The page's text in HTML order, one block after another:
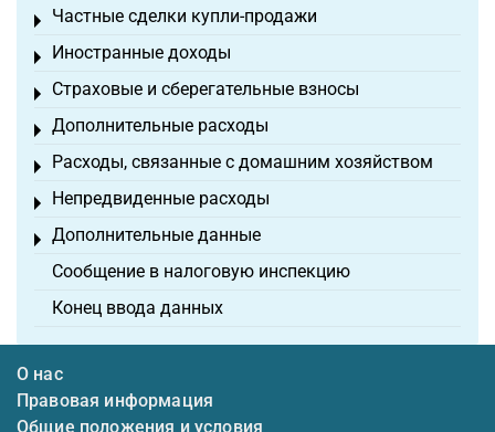
Частные сделки купли-продажи
Toggle menu
Иностранные доходы
Toggle menu
Страховые и сберегательные взносы
Toggle menu
Дополнительные расходы
Toggle menu
Расходы, связанные с домашним хозяйством
Toggle menu
Непредвиденные расходы
Toggle menu
Дополнительные данные
Toggle menu
Сообщение в налоговую инспекцию
Конец ввода данных
О нас
Правовая информация
Общие положения и условия